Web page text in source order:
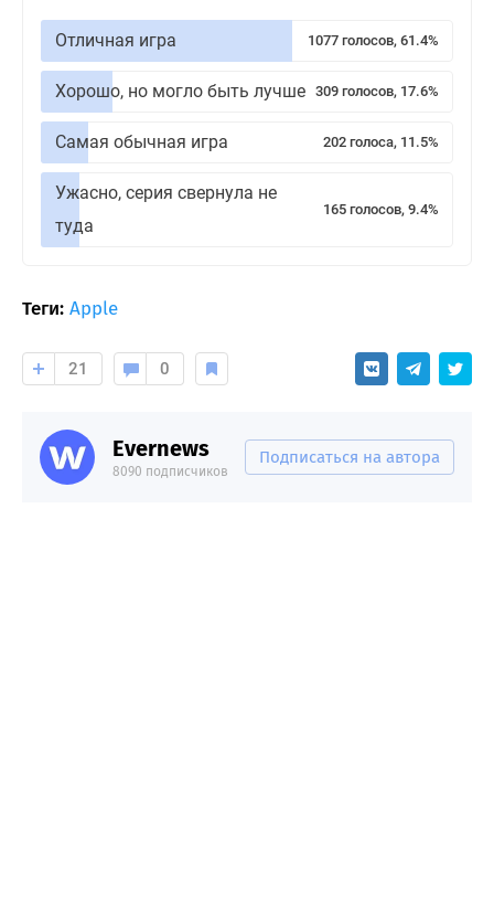
Отличная игра 1077 голосов, 61.4%
Хорошо, но могло быть лучше 309 голосов, 17.6%
Самая обычная игра 202 голоса, 11.5%
Ужасно, серия свернула не
туда
165 голосов, 9.4%
Теги: Apple
21 0
Evernews
8090 подписчиков
Подписаться на автора